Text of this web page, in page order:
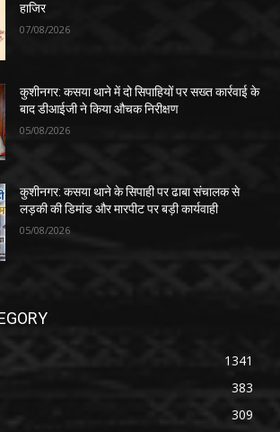
हाजिर
07/08/2026
कुशीनगर: कसया थाने में दो सिपाहियों पर सख्त कार्रवाई के
बाद डीआईजी ने किया औचक निरीक्षण
05/08/2026
कुशीनगर: कसया थाने के सिपाही पर ढाबा संचालक से
लड़की की डिमांड और मारपीट पर बड़ी कार्यवाही
05/08/2026
1341
383
309